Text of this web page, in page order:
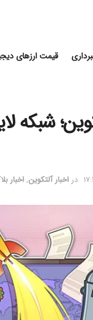
قیمت ارزهای
شبکه
در اخبار آلتکوین,اخبار